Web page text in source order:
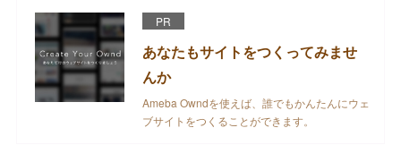
PR
あなたもサイトをつくってみませ
んか
Ameba Owndを使えば、誰でもかんたんにウェ
ブサイトをつくることができます。